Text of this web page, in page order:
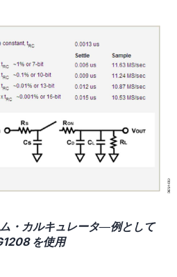
・カルキュレータ―例として
を使用